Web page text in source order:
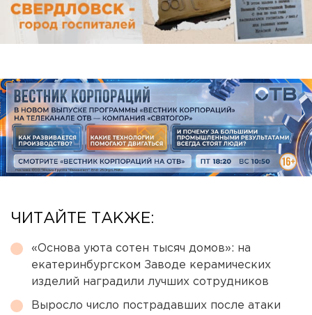
ЧИТАЙТЕ ТАКЖЕ:
«Основа уюта сотен тысяч домов»: на
екатеринбургском Заводе керамических
изделий наградили лучших сотрудников
Выросло число пострадавших после атаки